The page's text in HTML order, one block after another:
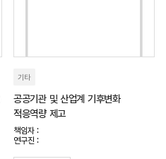
기타
공공기관 및 산업계 기후변화
적응역량 제고
책임자 :
연구진 :